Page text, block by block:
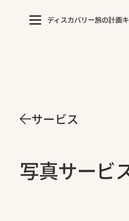
ディスカバリー旅の計画
サービス
写真サービ